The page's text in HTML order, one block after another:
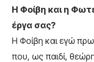
Η Φοίβη και η
έργα σας?
Η Φοίβη και εγώ
που, ως παιδί,